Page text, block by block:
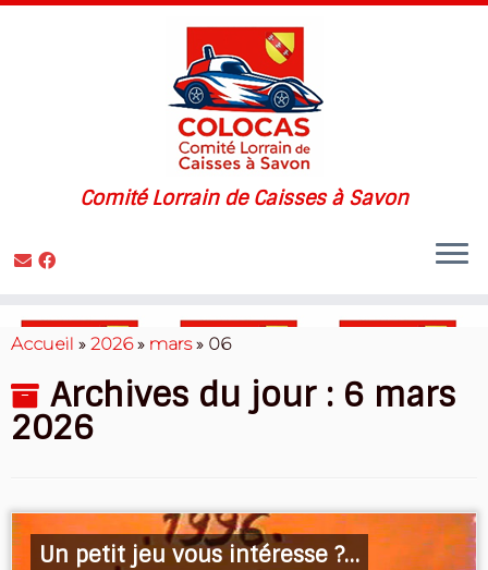
Skip
to
Comité Lorrain de Caisses à Savon
Accueil » 2026 » mars » 06
Archives du jour : 6 mars
2026
Un petit jeu vous intéresse ?…